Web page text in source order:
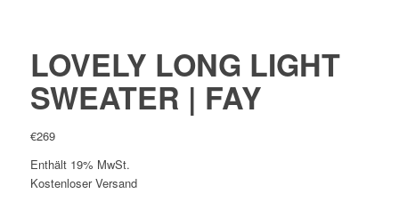
LOVELY LONG LIGHT
SWEATER | FAY
€269
Enthält 19% MwSt.
Kostenloser Versand